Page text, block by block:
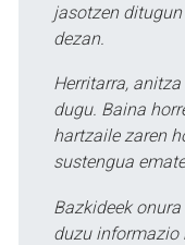
jasotzen
dezan.
Herritarra,
dugu. Baina
hartzaile zaren
sustengua
Bazkideek
duzu informazio